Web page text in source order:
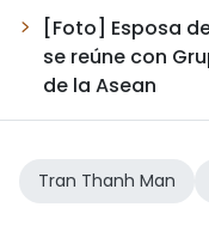
[Foto] Esposa
se reúne con
de la Asean
Tran Thanh Man